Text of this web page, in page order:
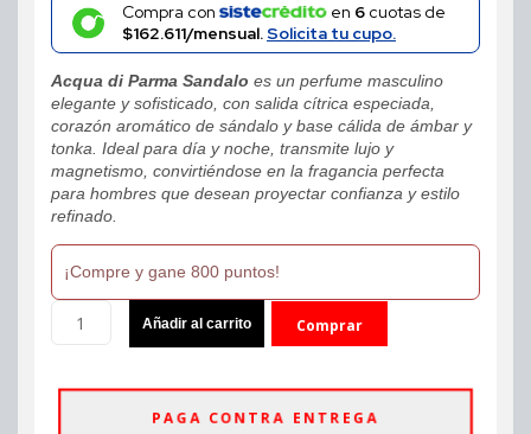
Compra con en 6cuotas de
$162.611/mensual.Solicita tu cupo.
Acqua di Parma Sandalo es un perfume masculino
elegante y sofisticado, con salida cítrica especiada,
corazón aromático de sándalo y base cálida de ámbar y
tonka. Ideal para día y noche, transmite lujo y
magnetismo, convirtiéndose en la fragancia perfecta
para hombres que desean proyectar confianza y estilo
refinado.
¡Compre y gane 800 puntos!
Acqua
Añadir al carrito Comprar
PAGA CONTRA ENTREGA